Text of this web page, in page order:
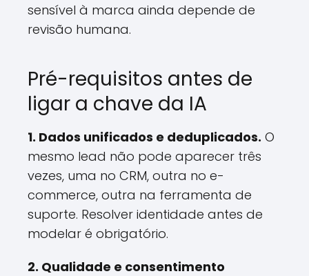
sensível à marca ainda depende de
revisão humana.
Pré-requisitos antes de
ligar a chave da IA
1. Dados unificados e deduplicados. O
mesmo lead não pode aparecer três
vezes, uma no CRM, outra no e-
commerce, outra na ferramenta de
suporte. Resolver identidade antes de
modelar é obrigatório.
2. Qualidade e consentimento